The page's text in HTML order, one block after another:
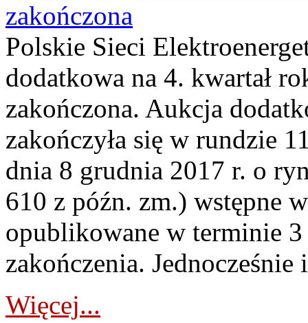
zakończona
Polskie Sieci
dodatkowa na 4. kwartał
zakończona. Aukcja
zakończyła się w rundzie
dnia 8 grudnia 2017 r. o
610 z późn. zm.) wstępne
opublikowane w terminie
zakończenia.
Więcej...